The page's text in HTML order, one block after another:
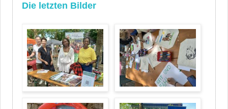
Die letzten Bilder